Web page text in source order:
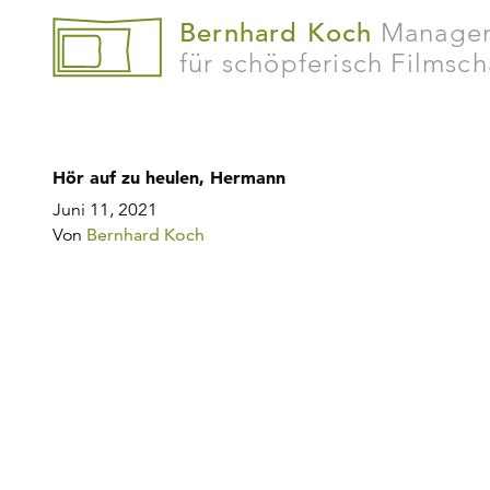
Bernhard Koch
für schöpferisch
Hör auf zu heulen, Hermann
Juni 11, 2021
Von Bernhard Koch